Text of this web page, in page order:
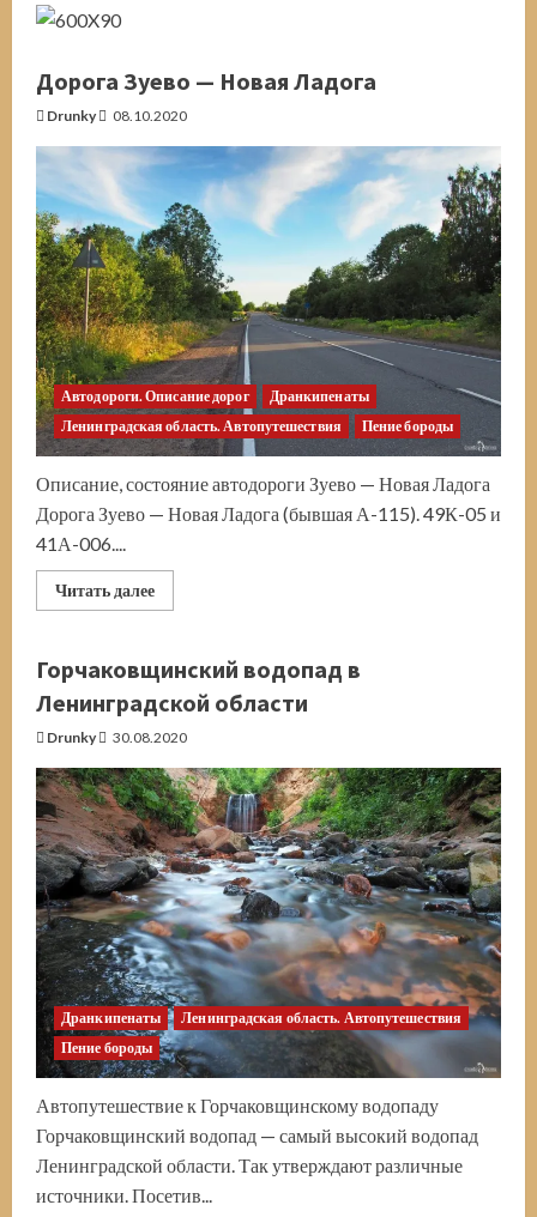
Дорога Зуево — Новая Ладога
Drunky 08.10.2020
Автодороги. Описание дорог
Дранкипенаты
Ленинградская область. Автопутешествия
Пение бороды
Описание, состояние автодороги Зуево — Новая Ладога
Дорога Зуево — Новая Ладога (бывшая А-115). 49К-05 и
41А-006....
Читать далееПрочитать
больше
—
Новая
Ладога
Горчаковщинский водопад в
Ленинградской области
Drunky 30.08.2020
Дранкипенаты
Ленинградская область. Автопутешествия
Пение бороды
Автопутешествие к Горчаковщинскому водопаду
Горчаковщинский водопад — самый высокий водопад
Ленинградской области. Так утверждают различные
источники. Посетив...